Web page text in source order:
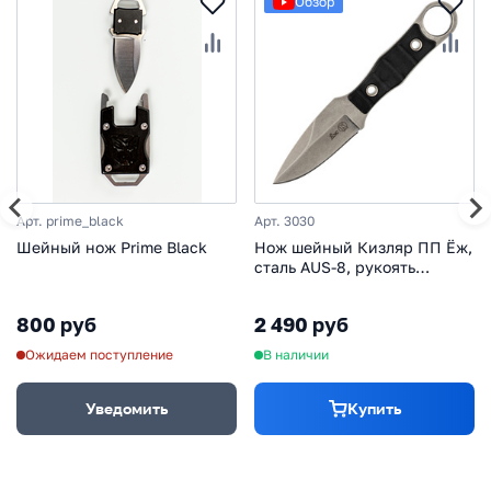
Арт. prime_black
Шейный нож Prime Black
800 руб
Ожидаем поступление
Уведомить
Арт. 3030
Нож шейный Кизляр ПП Ёж,
сталь AUS-8, рукоять
2 490 руб
В наличии
Купить